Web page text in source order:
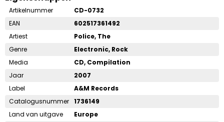
Artikelnummer
CD-0732
EAN
602517361492
Artiest
Police, The
Genre
Electronic, Rock
Media
CD, Compilation
Jaar
2007
Label
A&M Records
Catalogusnummer 1736149
Land van uitgave
Europe